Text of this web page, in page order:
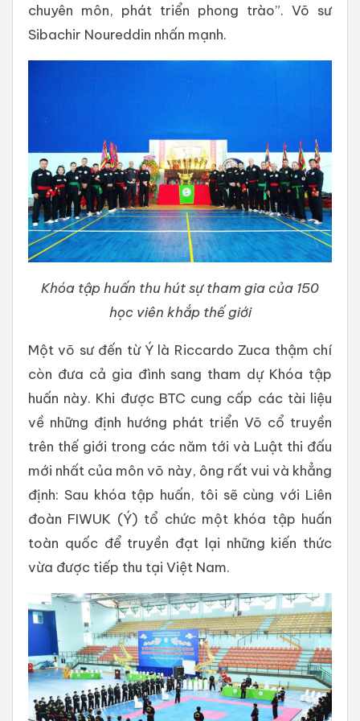
chuyên môn, phát triển phong trào”. Võ sư
Sibachir Noureddin nhấn mạnh.
Khóa tập huấn thu hút sự tham gia của 150
học viên khắp thế giới
Một võ sư đến từ Ý là Riccardo Zuca thậm chí
còn đưa cả gia đình sang tham dự Khóa tập
huấn này. Khi được BTC cung cấp các tài liệu
về những định hướng phát triển Võ cổ truyền
trên thế giới trong các năm tới và Luật thi đấu
mới nhất của môn võ này, ông rất vui và khẳng
định: Sau khóa tập huấn, tôi sẽ cùng với Liên
đoàn FIWUK (Ý) tổ chức một khóa tập huấn
toàn quốc để truyền đạt lại những kiến thức
vừa được tiếp thu tại Việt Nam.